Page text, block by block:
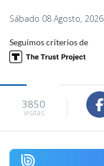
Sábado 08 Agosto,
Seguimos criterios de
3850
visitas